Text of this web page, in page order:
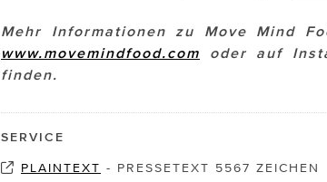
Mehr Informationen zu Move Mind
www.movemindfood.com oder auf
finden.
SERVICE
PLAINTEXT - PRESSETEXT 5567 ZEICHEN